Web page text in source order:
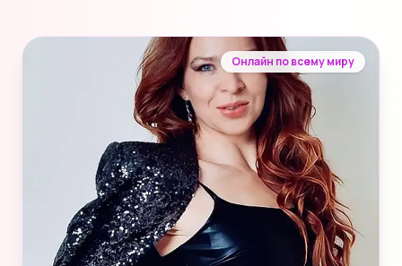
Онлайн по всему миру